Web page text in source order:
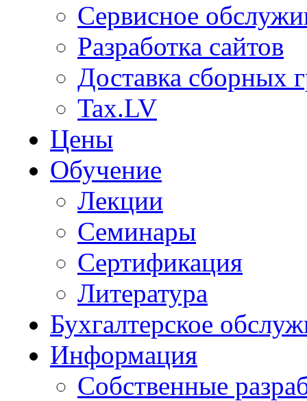
Сервисное
Разработка сайтов
Доставка сборных
Tax.LV
Цены
Обучение
Лекции
Семинары
Сертификация
Литература
Бухгалтерское
Информация
Собственные